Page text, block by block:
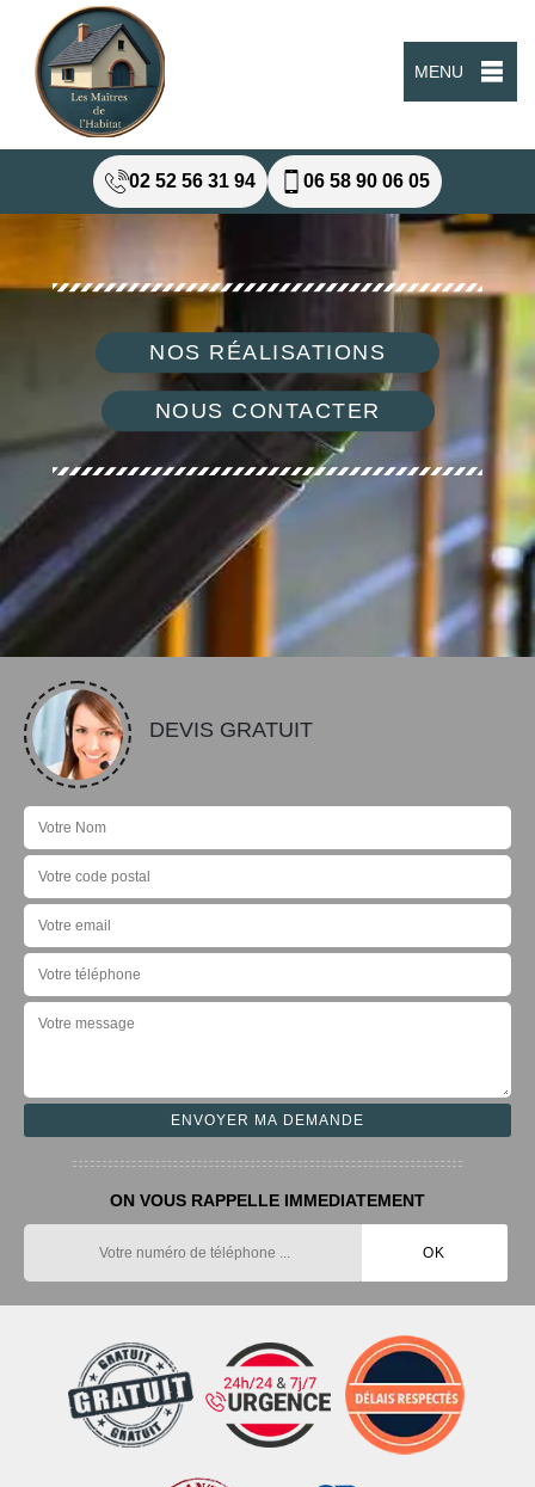
MENU
02 52 56 31 94 06 58 90 06 05
NOS RÉALISATIONS
NOUS CONTACTER
DEVIS GRATUIT
ON VOUS RAPPELLE IMMEDIATEMENT